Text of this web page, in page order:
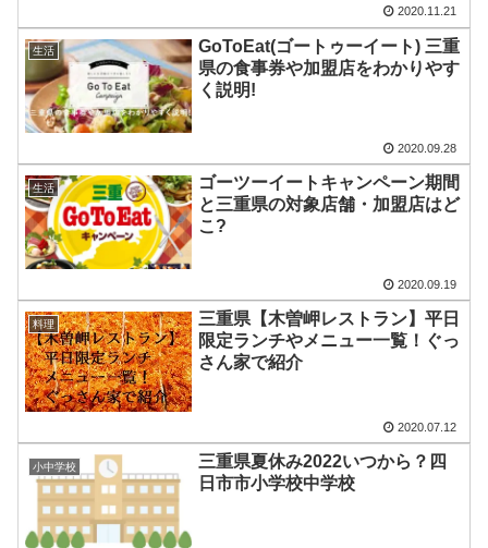
2020.11.21
生活
GoToEat(ゴートゥーイート) 三重
県の食事券や加盟店をわかりやす
く説明!
2020.09.28
生活
ゴーツーイートキャンペーン期間
と三重県の対象店舗・加盟店はど
こ?
2020.09.19
料理
三重県【木曽岬レストラン】平日
限定ランチやメニュー一覧！ぐっ
さん家で紹介
2020.07.12
小中学校
三重県夏休み2022いつから？四
日市市小学校中学校